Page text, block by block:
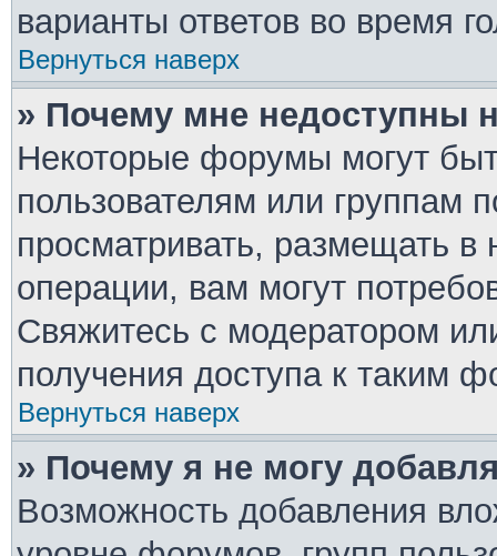
варианты ответов во время
Вернуться наверх
» Почему мне недоступны
Некоторые форумы могут
пользователям или группам
просматривать, размещать
операции, вам могут
Свяжитесь с модератором
получения доступа к таким
Вернуться наверх
» Почему я не могу
Возможность добавления